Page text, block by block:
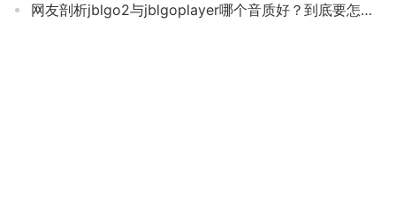
网友剖析jblgo2与jblgoplayer哪个音质好？到底要怎么选择